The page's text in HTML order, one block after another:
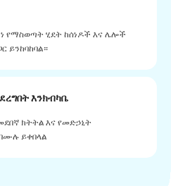
የማስወጣት ሂደት ከሰነዶች እና ሌሎች
ይንከባከባል።
እንክብካቤ
ክትትል እና የመድኃኒት
ይቀበላል